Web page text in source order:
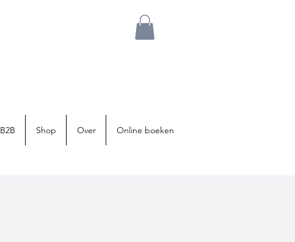
B2B Shop Over Online boeken